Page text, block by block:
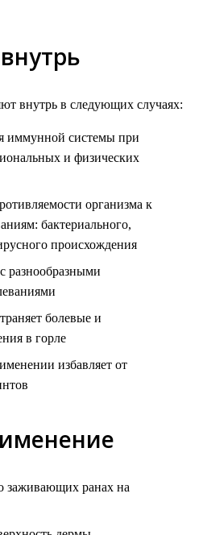
внутрь в следующих случаях:
иммунной системы при
и физических
организма к
бактериального,
происхождения
разнообразными
болевые и
в горле
избавляет от
заживающих ранах на